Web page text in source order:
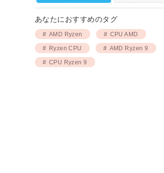
あなたにおすすめのタグ
AMD Ryzen CPU AMD
Ryzen CPU AMD Ryzen 9
CPU Ryzen 9